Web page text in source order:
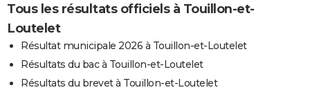
Tous les résultats officiels à Touillon-et-
Loutelet
Résultat municipale 2026 à Touillon-et-Loutelet
Résultats du bac à Touillon-et-Loutelet
Résultats du brevet à Touillon-et-Loutelet